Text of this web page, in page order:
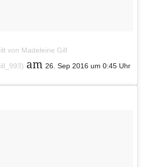
von Madeleine Gill
am 26. Sep 2016 um 0:45 Uhr